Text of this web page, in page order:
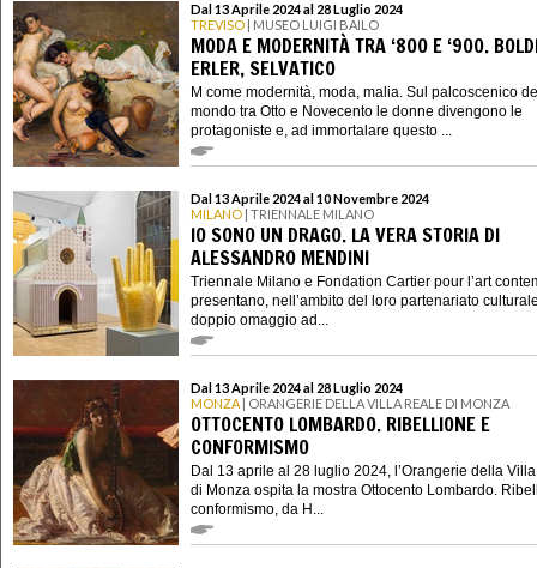
Dal 13 Aprile 2024 al 28 Luglio 2024
TREVISO | MUSEO LUIGI BAILO
MODA E MODERNITÀ TRA ‘800 E ‘900.
ERLER, SELVATICO
M come modernità, moda, malia. Sul palcoscenico
mondo tra Otto e Novecento le donne divengono le
protagoniste e, ad immortalare questo ...
Dal 13 Aprile 2024 al 10 Novembre 2024
MILANO | TRIENNALE MILANO
IO SONO UN DRAGO. LA VERA STORIA DI
ALESSANDRO MENDINI
Triennale Milano e Fondation Cartier pour l’art
presentano, nell’ambito del loro partenariato
doppio omaggio ad...
Dal 13 Aprile 2024 al 28 Luglio 2024
MONZA | ORANGERIE DELLA VILLA REALE DI MONZA
OTTOCENTO LOMBARDO. RIBELLIONE E
CONFORMISMO
Dal 13 aprile al 28 luglio 2024, l’Orangerie della
di Monza ospita la mostra Ottocento Lombardo.
conformismo, da H...